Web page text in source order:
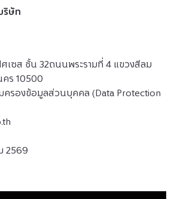
ริษัท
เซส ชั้น 32ถนนพระรามที่ 4 แขวงสีลม
คร 10500
รองข้อมูลส่วนบุคคล (Data Protection
2569